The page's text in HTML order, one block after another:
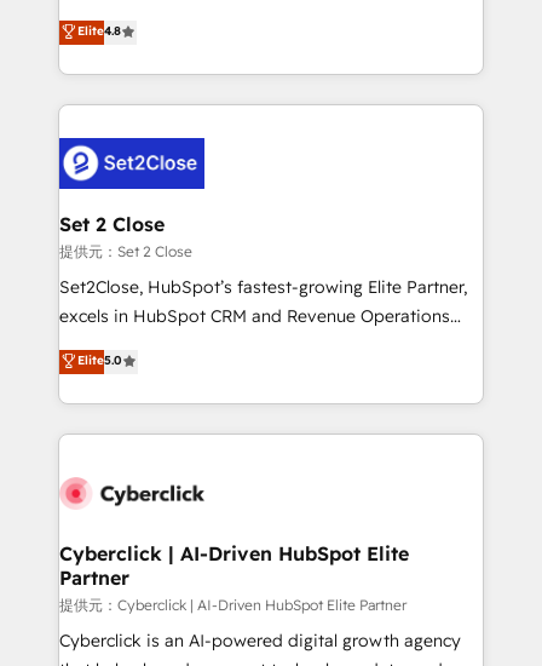
the United States, EU, UAE, Mexico and Latin
America. From casual user to super fan: make
herramienta: es del enfoque con el que se
implementó. Trabajamos con un catálogo de +80
casos de uso: cada uno resuelve un problema
concreto de tu operación en HubSpot. La entrega
en paralelo cuando tiene sentido, y siempre
confirmamos resultados antes de seguir avanzando.
Empiezas a ver resultados antes de que termine el
mes. 🏆 HubSpot Partner of the Year 2022, máximo
reconocimiento del ecosistema. Elite Solutions
Partner, el nivel más alto. +700 clientes
Hospital ABC, Hogares Unión, Yves Rocher,
MacStore, Café Britt, Bella Piel, confiaron en
respuestas para empezar. Te ayudamos a identificar
el primer caso de uso que más impacto te dará.
días.
Elite4.8
Set 2 Close
提供元：Set 2 Close
Set2Close, HubSpot’s fastest-growing Elite Partner,
excels in HubSpot CRM and Revenue Operations
(RevOps) services to boost B2B sales and growth.
As a top HubSpot Elite Partner, we specialize in
custom HubSpot CRM solutions. Our experts design,
implement, and optimize systems to enhance user
marketing, and service teams. From setup to
management, and speed up deal closures. With 500+
projects completed, our Agile approach ensures your
HubSpot CRM drives measurable results. Our
RevOps services align your sales, marketing, and
Elite5.0
Cyberclick | AI-Driven HubSpot Elite
Partner
提供元：Cyberclick | AI-Driven HubSpot Elite Partner
Cyberclick is an AI-powered digital growth agency